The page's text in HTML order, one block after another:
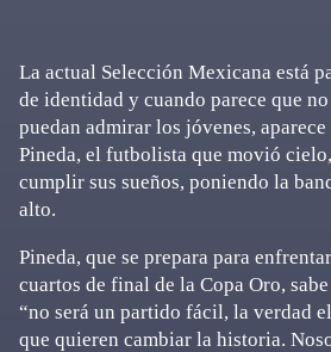
La actual Selección Mexicana está
de identidad y cuando parece que
puedan admirar los jóvenes,
Pineda, el futbolista que movió
cumplir sus sueños, poniendo la
alto.
Pineda, que se prepara para
cuartos de final de la Copa Oro,
“no será un partido fácil, la verdad
que quieren cambiar la historia.